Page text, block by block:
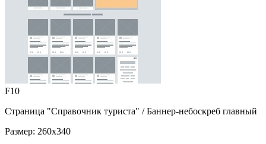
F10
Страница "Справочник туриста" / Баннер-небоскреб главный
Размер: 260x340